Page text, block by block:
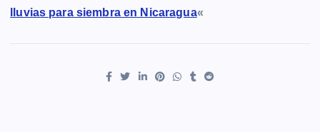
lluvias para siembra en Nicaragua«